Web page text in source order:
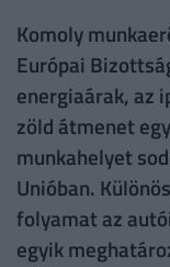
Komoly
Európai
energiaárak, az
zöld átmenet
munkahelyet
Unióban.
folyamat az
egyik